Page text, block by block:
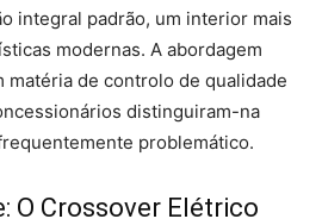
integral padrão, um interior mais
modernas. A abordagem
matéria de controlo de qualidade
distinguiram-na
problemático.
O Crossover Elétrico